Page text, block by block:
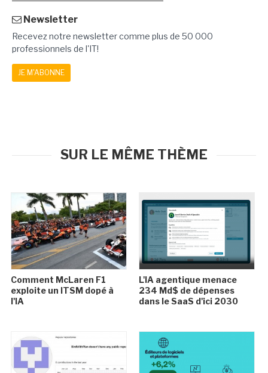
Newsletter
Recevez notre newsletter comme plus de 50 000
professionnels de l'IT!
JE M'ABONNE
SUR LE MÊME THÈME
Comment McLaren F1
exploite un ITSM dopé à
l'IA
L'IA agentique menace
234 Md$ de dépenses
dans le SaaS d'ici 2030